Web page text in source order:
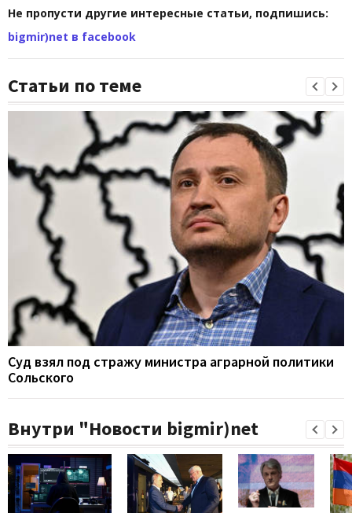
Не пропусти другие интересные статьи, подпишись:
bigmir)net в facebook
Статьи по теме
Суд взял под стражу министра аграрной политики
Сольского
Внутри "Новости bigmir)net